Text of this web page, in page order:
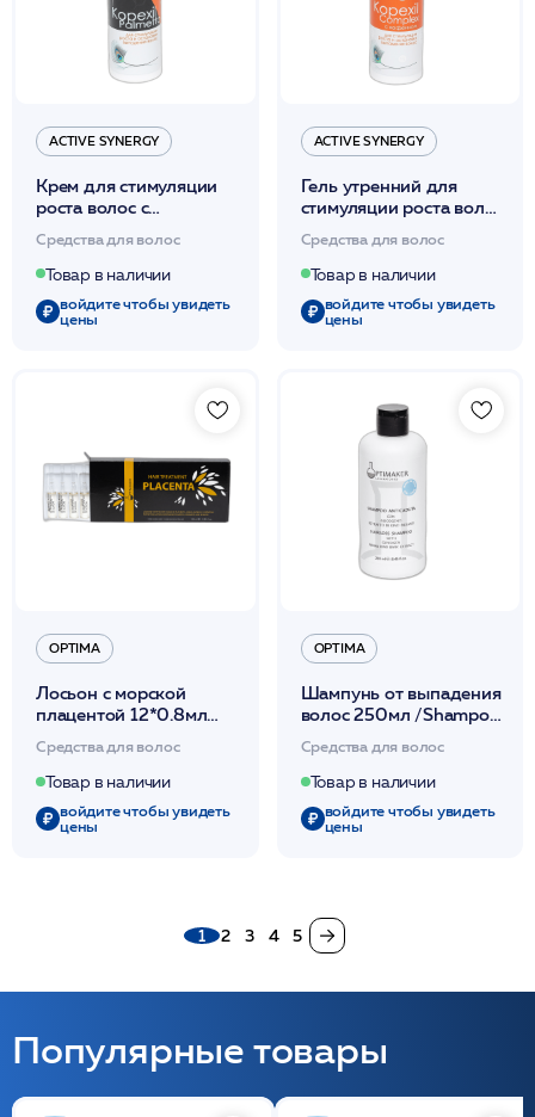
ACTIVE SYNERGY
Крем для стимуляции
роста волос с
Копексилом 50мл
/Active Synergy
Средства для волос
Товар в наличии
войдите чтобы увидеть
цены
ACTIVE SYNERGY
Гель утренний для
стимуляции роста волос
с Копексилом 50мл
/Active Synergy*
Средства для волос
Товар в наличии
войдите чтобы увидеть
цены
OPTIMA
Лосьон с морской
плацентой 12*0.8мл
/Lozione Placenta
Marina /Optima*
Средства для волос
Товар в наличии
войдите чтобы увидеть
цены
OPTIMA
Шампунь от выпадения
волос 250мл /Shampoo
Anticaduta /Optima*
Средства для волос
Товар в наличии
войдите чтобы увидеть
цены
1 2 3 4 5
Популярные товары